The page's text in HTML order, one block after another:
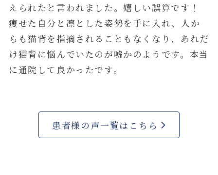
えられたと言われました。嬉しい誤算です！
痩せた自分と凛とした姿勢を手に入れ、人か
らも猫背を指摘されることもなくなり、あれだ
け猫背に悩んでいたのが嘘かのようです。本当
に通院して良かったです。
患者様の声一覧はこちら